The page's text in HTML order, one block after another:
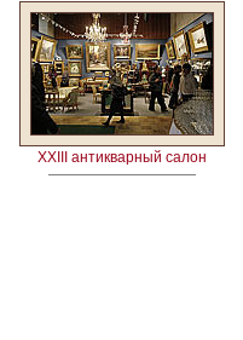
XXIII антикварный салон